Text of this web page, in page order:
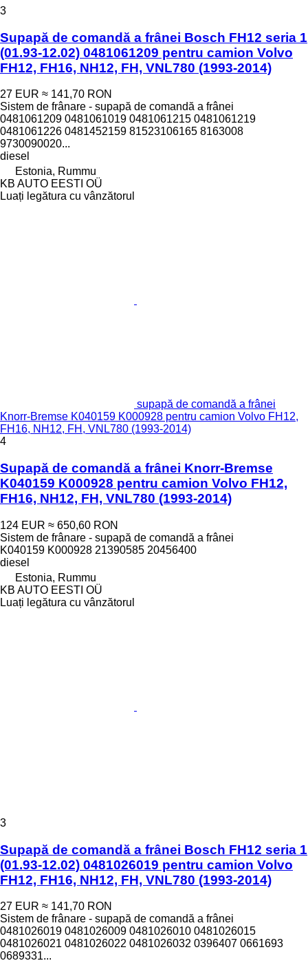
3
Supapă de comandă a frânei Bosch FH12 seria 1
(01.93-12.02) 0481061209 pentru camion Volvo
FH12, FH16, NH12, FH, VNL780 (1993-2014)
27 EUR ≈ 141,70 RON
Sistem de frânare - supapă de comandă a frânei
0481061209 0481061019 0481061215 0481061219
0481061226 0481452159 81523106165 8163008
9730090020...
diesel
Estonia, Rummu
KB AUTO EESTI OÜ
Luați legătura cu vânzătorul
supapă de comandă a frânei
Knorr-Bremse K040159 K000928 pentru camion Volvo FH12,
FH16, NH12, FH, VNL780 (1993-2014)
4
Supapă de comandă a frânei Knorr-Bremse
K040159 K000928 pentru camion Volvo FH12,
FH16, NH12, FH, VNL780 (1993-2014)
124 EUR ≈ 650,60 RON
Sistem de frânare - supapă de comandă a frânei
K040159 K000928 21390585 20456400
diesel
Estonia, Rummu
KB AUTO EESTI OÜ
Luați legătura cu vânzătorul
3
Supapă de comandă a frânei Bosch FH12 seria 1
(01.93-12.02) 0481026019 pentru camion Volvo
FH12, FH16, NH12, FH, VNL780 (1993-2014)
27 EUR ≈ 141,70 RON
Sistem de frânare - supapă de comandă a frânei
0481026019 0481026009 0481026010 0481026015
0481026021 0481026022 0481026032 0396407 0661693
0689331...